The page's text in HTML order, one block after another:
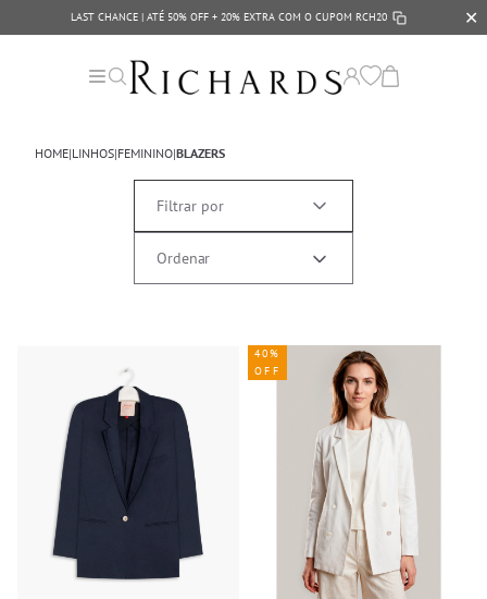
LAST CHANCE | ATÉ 50% OFF + 20% EXTRA COM O CUPOM RCH20 ✕
HOME|LINHOS|FEMININO|BLAZERS
Filtrar por
40%
OFF